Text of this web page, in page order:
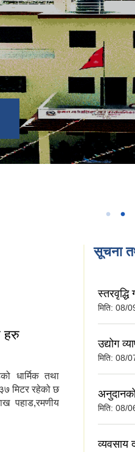
हरु
धार्मिक तथा
मिटर रहेको छ
पहाड,रमणीय
सूचना
स्तरवृद्धि
मिति: 08/
उद्योग
मिति: 08/
मिति: 08/
व्यवसाय